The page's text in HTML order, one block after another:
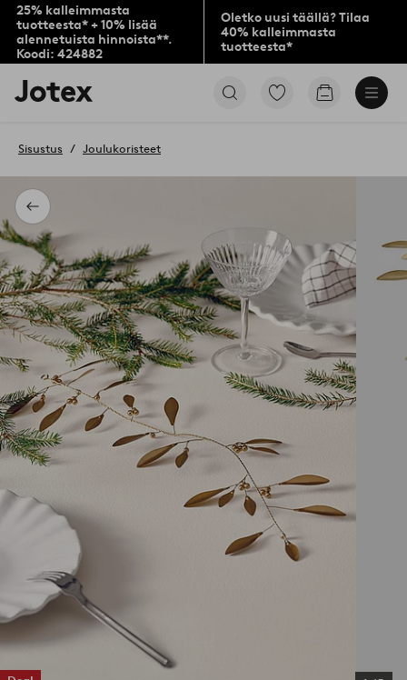
25% kalleimmasta
tuotteesta* + 10% lisää
alennetuista hinnoista**.
Koodi: 424882
Oletko uusi täällä? Tilaa
40% kalleimmasta
tuotteesta*
Jotex-
logo
aloitussivulle
Siirry
Siirry
Takaisin
Sisustus Joulukoristeet